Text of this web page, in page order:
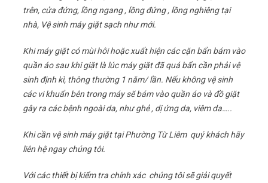
trên, cửa đứng, lồng ngang , lồng đứng , lồng nghiêng tại
nhà, Vệ sinh máy giặt sạch như mới.
Khi máy giặt có mùi hôi hoặc xuất hiện các cặn bẩn bám vào
quần áo sau khi giặt là lúc máy giặt đã quá bẩn cần phải vệ
sinh định kì, thông thường 1 năm/ lần. Nếu không vệ sinh
các vi khuẩn bên trong máy sẽ bám vào quần áo và đồ giặt
gây ra các bệnh ngoài da, như ghẻ , dị ứng da, viêm da…..
Khi cần vệ sinh máy giặt tại Phường Từ Liêm quý khách hãy
liên hệ ngay chúng tôi.
Với các thiết bị kiểm tra chính xác chúng tôi sẽ giải quyết